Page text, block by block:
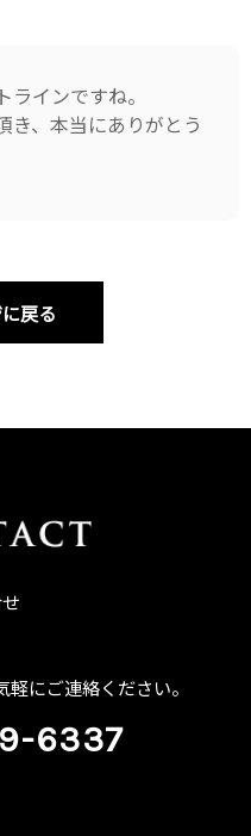
インですね。
き、本当にありがとう
戻る
にご連絡ください。
6337